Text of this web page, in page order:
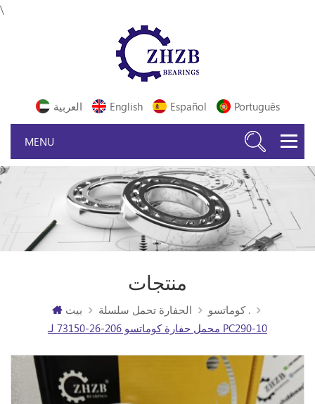
\
العربية English Español Português
منتجات
بيت الحفارة تحمل سلسلة
كوماتسو .
محمل حفارة كوماتسو 206-26-73150 لـ PC290-10